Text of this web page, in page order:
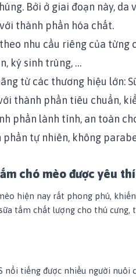
Bởi ở giai đoạn này, da
thành phần hóa chất.
nhu cầu riêng của từng
ký sinh trùng, …
từ các thương hiệu lớn:
thành phần tiêu chuẩn,
phần lành tính, an toàn
tự nhiên, không
chó mèo được yêu
hiện nay rất phong phú,
tắm chất lượng cho thú cưng,
nổi tiếng được nhiều người nuôi